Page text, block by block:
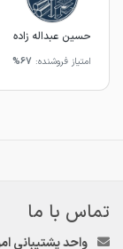
حسین عبداله زاده
امتیاز فروشنده: 67%
تماس با ما
واحد پشتیبانی